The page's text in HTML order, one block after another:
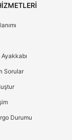
Sorular
Durumu